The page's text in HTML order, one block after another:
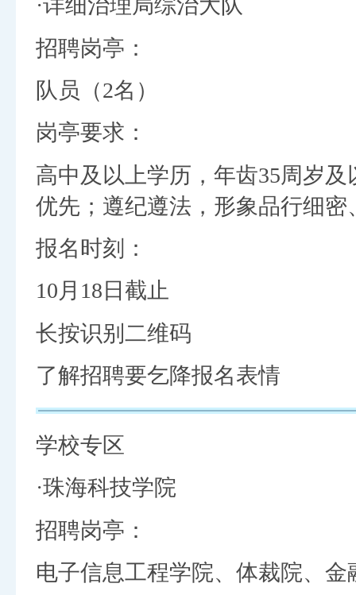
·详细治理局综治大队
招聘岗亭：
队员（2名）
岗亭要求：
高中及以上学历，年齿35周岁
优先；遵纪遵法，形象品行细
报名时刻：
10月18日截止
长按识别二维码
了解招聘要乞降报名表情
学校专区
·珠海科技学院
招聘岗亭：
电子信息工程学院、体裁院、